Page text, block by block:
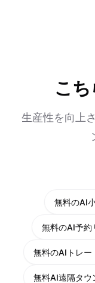
こ
生産性を向上
無料のAI
無料のAI予約
無料のAIトレー
無料AI遠隔タウ